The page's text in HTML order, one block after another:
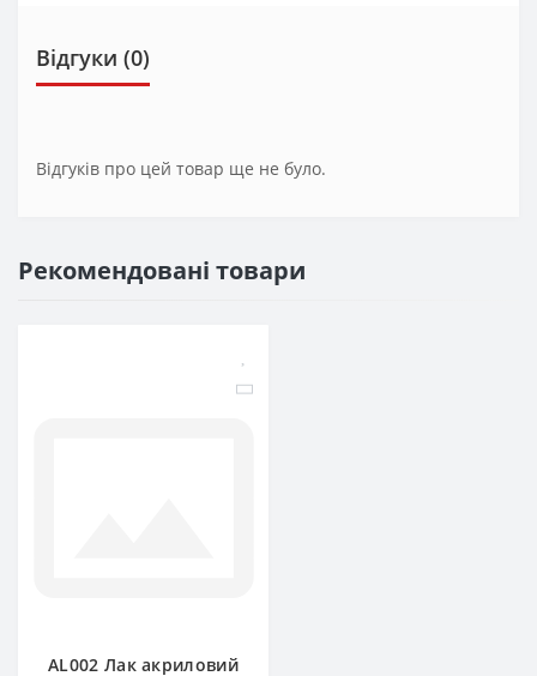
Відгуки (0)
Відгуків про цей товар ще не було.
Рекомендовані товари
AL002 Лак акриловий